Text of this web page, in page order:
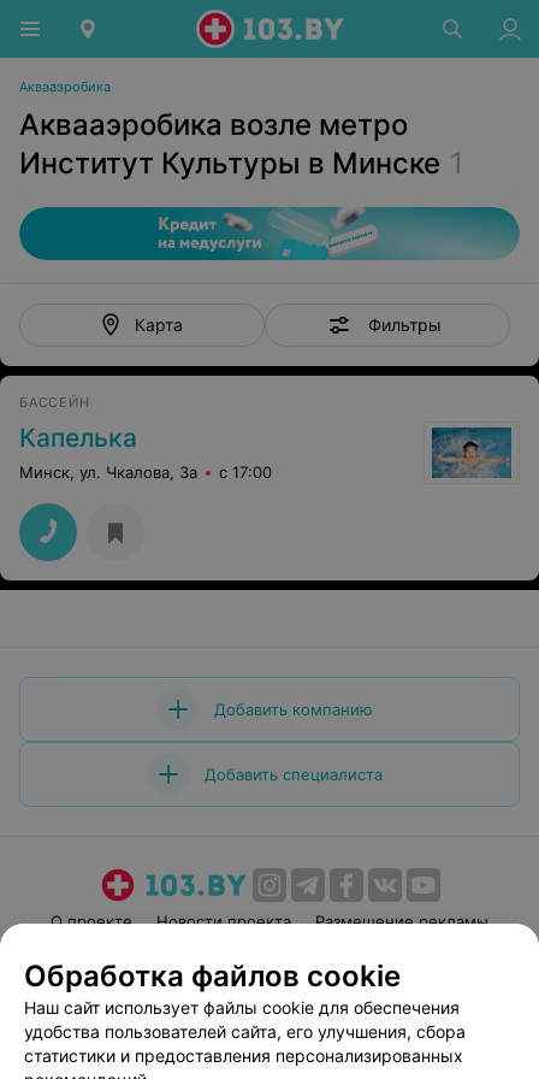
Аквааэробика
Аквааэробика возле метро
Институт Культуры в Минске 1
Карта Фильтры
БАССЕЙН
Капелька
Минск, ул. Чкалова, 3а с 17:00
Добавить компанию
Добавить специалиста
О проекте Новости проекта
Размещение рекламы
Пользовательское соглашение
Способы оплаты
Вакансии
Партнеры
Написать руководителю 103.by
Обработка файлов cookie
Наш сайт использует файлы cookie для обеспечения
удобства пользователей сайта, его улучшения, сбора
статистики и предоставления персонализированных